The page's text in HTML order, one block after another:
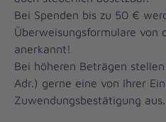
Bei Spenden bis zu 50 €
Überweisungsformulare von
anerkannt!
Bei höheren Beträgen
Adr.) gerne eine von Ihrer
Zuwendungsbestätigung aus.